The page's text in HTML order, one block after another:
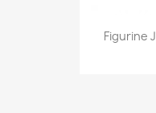
Figurine